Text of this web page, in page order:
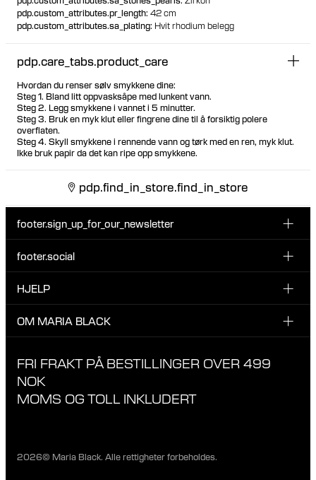
pdp.custom_attributes.pr_length: 42 cm
pdp.custom_attributes.sa_plating: Hvit rhodium belegg
pdp.care_tabs.product_care
Hvordan du renser sølv smykkene dine:
Steg 1. Bland litt oppvasksåpe med lunkent vann.
Steg 2. Legg smykkene i vannet i 5 minutter.
Steg 3. Bruk en myk klut eller fingrene dine til å forsiktig polere
overflaten.
Steg 4. Skyll smykkene i rennende vann og tørk med en ren, myk klut.
Ikke bruk papir da det kan ripe opp smykkene.
pdp.find_in_store.find_in_store
footer.sign_up_for_our_newsletter
Registrer deg for vårt nyhetsbrev og bli den første som blir
nyheter fra Maria Black.
footer.social
INSTAGRAM
TIKTOK
HJELP
KUNDESERVICE & KONTAKT
LEVERING
RETNINGSLINJER FOR PERSONVERN
OM MARIA BLACK
ANSVAR & MATERIALER
BUTIKKER
FRI FRAKT PÅ BESTILLINGER OVER 499
NOK
MOMS OG TOLL INKLUDERT
2026© Maria Black. Alle rettigheter forbeholdes.